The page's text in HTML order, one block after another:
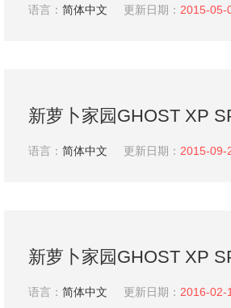
语言： 简体中文 更新日期： 2015-05-
新萝卜家园GHOST XP
家园XP系统下载
语言： 简体中文 更新日期： 2015-09-
新萝卜家园GHOST XP
净版系统下载
语言： 简体中文 更新日期： 2016-02-